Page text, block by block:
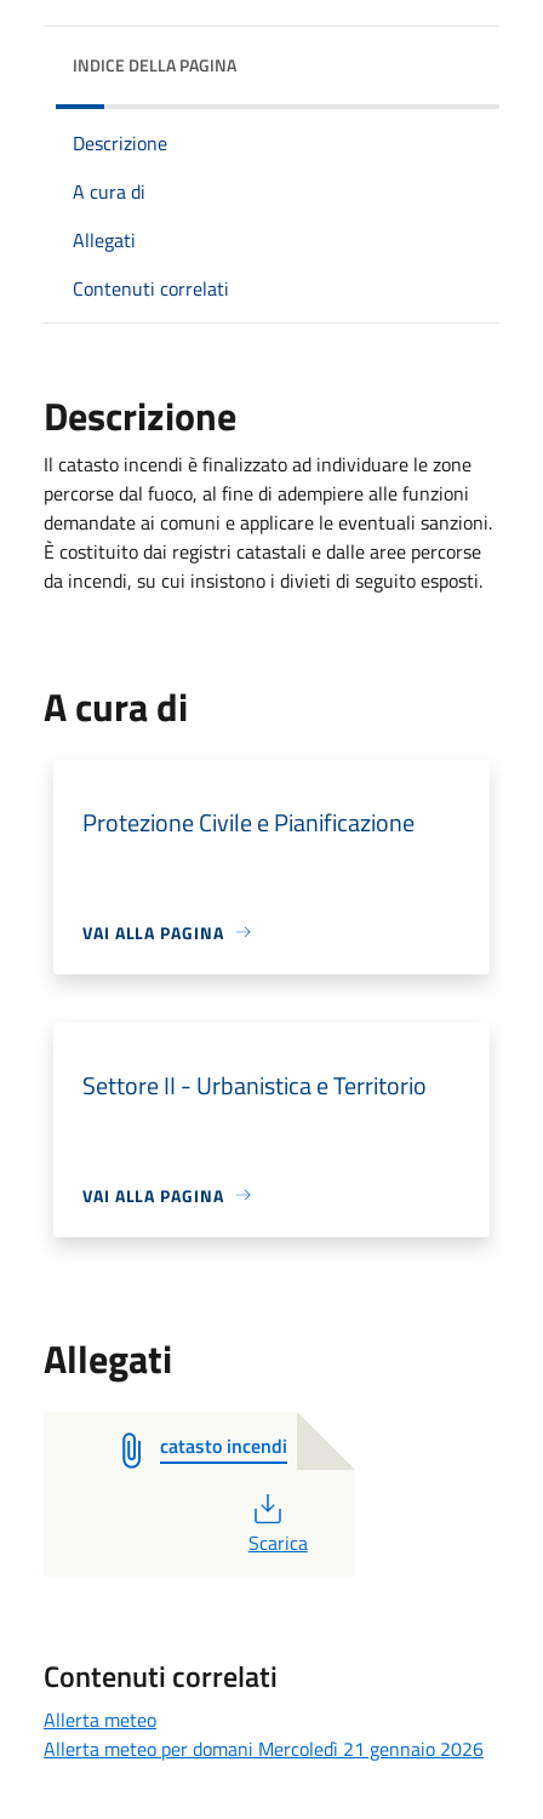
INDICE DELLA PAGINA
Descrizione
A cura di
Allegati
Contenuti correlati
Descrizione
Il catasto incendi è finalizzato ad individuare le zone
percorse dal fuoco, al fine di adempiere alle funzioni
demandate ai comuni e applicare le eventuali sanzioni.
È costituito dai registri catastali e dalle aree percorse
da incendi, su cui insistono i divieti di seguito esposti.
A cura di
Protezione Civile e Pianificazione
VAI ALLA PAGINA
Settore II - Urbanistica e Territorio
VAI ALLA PAGINA
Allegati
catasto incendi
PDF
Scarica
Contenuti correlati
Allerta meteo
Allerta meteo per domani Mercoledì 21 gennaio 2026